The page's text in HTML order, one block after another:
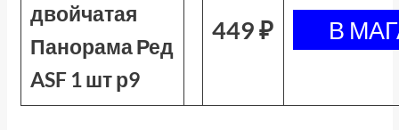
двойчатая
Панорама Ред
ASF 1 шт р9
449 ₽